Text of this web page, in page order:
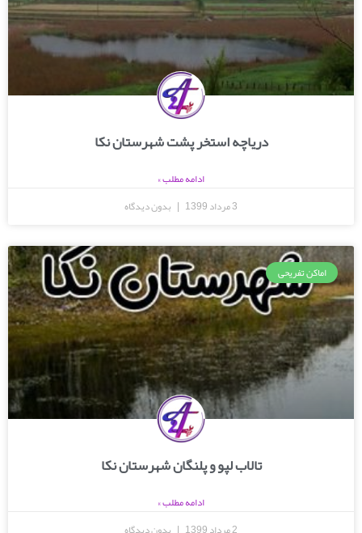
دریاچه استخر پشت شهرستان نکا
ادامه مطلب »
3 مرداد 1399
بدون دیدگاه
اماکن تفریحی
تالاب لپو و پلنگان شهرستان نکا
ادامه مطلب »